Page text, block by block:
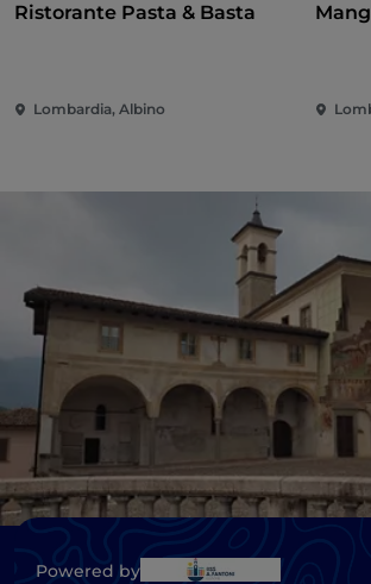
Ristorante Pasta & Basta
Lombardia, Albino
Powered by